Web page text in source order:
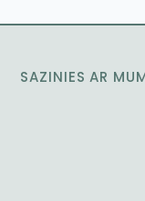
SAZINIES AR